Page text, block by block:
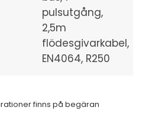
pulsutgång,
2,5m
flödesgivarkabel,
EN4064, R250
finns på begäran